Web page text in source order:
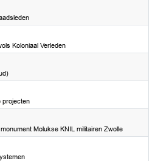
Koloniaal Verleden
projecten
Molukse KNIL militairen Zwolle